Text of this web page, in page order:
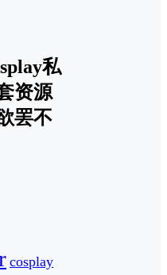
私
资源
罢不
cosplay